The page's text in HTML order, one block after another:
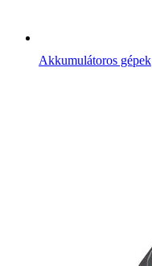
Akkumulátoros gépek